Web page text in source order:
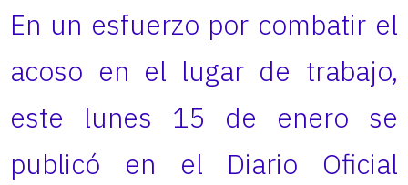
En un esfuerzo por combatir el
acoso en el lugar de trabajo,
este lunes 15 de enero se
publicó en el Diario Oficial